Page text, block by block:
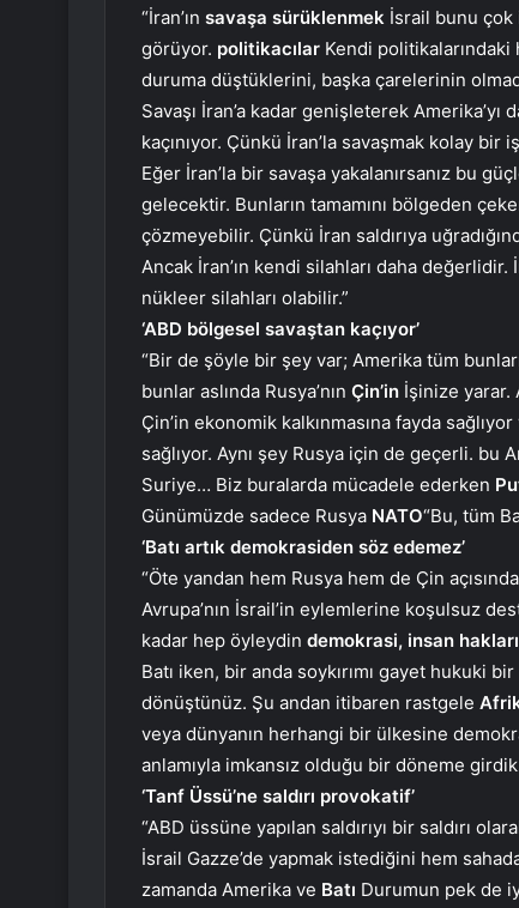
“İran’ın savaşa sürüklenmek İsrail bunu
görüyor. politikacılar Kendi
duruma düştüklerini, başka çarelerinin
Savaşı İran’a kadar genişleterek
kaçınıyor. Çünkü İran’la savaşmak kolay bir
Eğer İran’la bir savaşa yakalanırsanız bu
gelecektir. Bunların tamamını bölgeden
çözmeyebilir. Çünkü İran saldırıya
Ancak İran’ın kendi silahları daha
nükleer silahları olabilir.”
‘ABD bölgesel savaştan kaçıyor’
“Bir de şöyle bir şey var; Amerika tüm
bunlar aslında Rusya’nın Çin’in İşinize yarar.
Çin’in ekonomik kalkınmasına fayda
sağlıyor. Aynı şey Rusya için de geçerli. bu
Suriye… Biz buralarda mücadele ederken
Günümüzde sadece Rusya NATO“Bu, tüm
‘Batı artık demokrasiden söz edemez’
“Öte yandan hem Rusya hem de Çin
Avrupa’nın İsrail’in eylemlerine koşulsuz
kadar hep öyleydin demokrasi, insan hakları
Batı iken, bir anda soykırımı gayet hukuki
dönüştünüz. Şu andan itibaren rastgele
veya dünyanın herhangi bir ülkesine
anlamıyla imkansız olduğu bir döneme
‘Tanf Üssü’ne saldırı provokatif’
“ABD üssüne yapılan saldırıyı bir saldırı
İsrail Gazze’de yapmak istediğini hem
zamanda Amerika ve Batı Durumun pek de